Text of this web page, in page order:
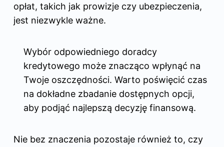
opłat, takich jak prowizje czy ubezpieczenia,
jest niezwykle ważne.
Wybór odpowiedniego doradcy
kredytowego może znacząco wpłynąć na
Twoje oszczędności. Warto poświęcić czas
na dokładne zbadanie dostępnych opcji,
aby podjąć najlepszą decyzję finansową.
Nie bez znaczenia pozostaje również to, czy